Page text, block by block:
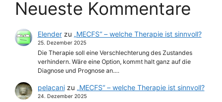
Neueste Kommentare
Elenderzu „MECFS“ – welche Therapie ist sinnvoll?
25. Dezember 2025
Die Therapie soll eine Verschlechterung des Zustandes
verhindern. Wäre eine Option, kommt halt ganz auf die
Diagnose und Prognose an.…
pelacanizu „MECFS“ – welche Therapie ist sinnvoll?
24. Dezember 2025